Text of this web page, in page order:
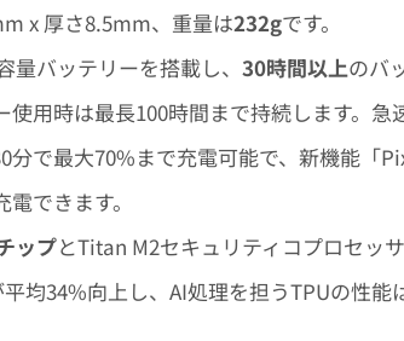
x 厚さ8.5mm、重量は232gです。
量バッテリーを搭載し、30時間以上のバ
用時は最長100時間まで持続します。急
分で最大70%まで充電可能で、新機能「
できます。
ップとTitan M2セキュリティコプロセッサ
均34%向上し、AI処理を担うTPUの性能